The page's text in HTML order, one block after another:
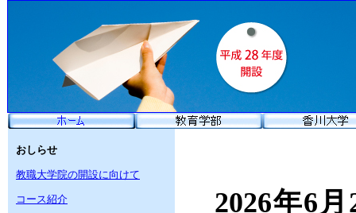
おしらせ
教職大学院の開設に向けて
コース紹介
2026年6